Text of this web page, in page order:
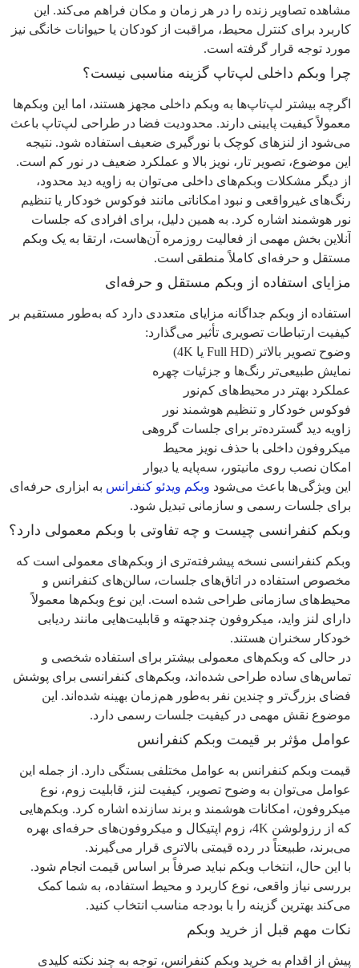
مشاهده تصاویر زنده را در هر زمان و مکان فراهم می‌کند. این
کاربرد برای کنترل محیط، مراقبت از کودکان یا حیوانات خانگی نیز
مورد توجه قرار گرفته است.
چرا وبکم داخلی لپ‌تاپ گزینه مناسبی نیست؟
اگرچه بیشتر لپ‌تاپ‌ها به وبکم داخلی مجهز هستند، اما این وبکم‌ها
معمولاً کیفیت پایینی دارند. محدودیت فضا در طراحی لپ‌تاپ باعث
می‌شود از لنزهای کوچک با نورگیری ضعیف استفاده شود. نتیجه
این موضوع، تصویر تار، نویز بالا و عملکرد ضعیف در نور کم است.
از دیگر مشکلات وبکم‌های داخلی می‌توان به زاویه دید محدود،
رنگ‌های غیرواقعی و نبود امکاناتی مانند فوکوس خودکار یا تنظیم
نور هوشمند اشاره کرد. به همین دلیل، برای افرادی که جلسات
آنلاین بخش مهمی از فعالیت روزمره آن‌هاست، ارتقا به یک وبکم
مستقل و حرفه‌ای کاملاً منطقی است.
مزایای استفاده از وبکم مستقل و حرفه‌ای
استفاده از وبکم جداگانه مزایای متعددی دارد که به‌طور مستقیم بر
کیفیت ارتباطات تصویری تأثیر می‌گذارد:
وضوح تصویر بالاتر (Full HD یا 4K)
نمایش طبیعی‌تر رنگ‌ها و جزئیات چهره
عملکرد بهتر در محیط‌های کم‌نور
فوکوس خودکار و تنظیم هوشمند نور
زاویه دید گسترده‌تر برای جلسات گروهی
میکروفون داخلی با حذف نویز محیط
امکان نصب روی مانیتور، سه‌پایه یا دیوار
این ویژگی‌ها باعث می‌شود وبکم ویدئو کنفرانس به ابزاری حرفه‌ای
برای جلسات رسمی و سازمانی تبدیل شود.
وبکم کنفرانسی چیست و چه تفاوتی با وبکم معمولی دارد؟
وبکم کنفرانسی نسخه پیشرفته‌تری از وبکم‌های معمولی است که
مخصوص استفاده در اتاق‌های جلسات، سالن‌های کنفرانس و
محیط‌های سازمانی طراحی شده است. این نوع وبکم‌ها معمولاً
دارای لنز واید، میکروفون چندجهته و قابلیت‌هایی مانند ردیابی
خودکار سخنران هستند.
در حالی که وبکم‌های معمولی بیشتر برای استفاده شخصی و
تماس‌های ساده طراحی شده‌اند، وبکم‌های کنفرانسی برای پوشش
فضای بزرگ‌تر و چندین نفر به‌طور هم‌زمان بهینه شده‌اند. این
موضوع نقش مهمی در کیفیت جلسات رسمی دارد.
عوامل مؤثر بر قیمت وبکم کنفرانس
قیمت وبکم کنفرانس به عوامل مختلفی بستگی دارد. از جمله این
عوامل می‌توان به وضوح تصویر، کیفیت لنز، قابلیت زوم، نوع
میکروفون، امکانات هوشمند و برند سازنده اشاره کرد. وبکم‌هایی
که از رزولوشن 4K، زوم اپتیکال و میکروفون‌های حرفه‌ای بهره
می‌برند، طبیعتاً در رده قیمتی بالاتری قرار می‌گیرند.
با این حال، انتخاب وبکم نباید صرفاً بر اساس قیمت انجام شود.
بررسی نیاز واقعی، نوع کاربرد و محیط استفاده، به شما کمک
می‌کند بهترین گزینه را با بودجه مناسب انتخاب کنید.
نکات مهم قبل از خرید وبکم
پیش از اقدام به خرید وبکم کنفرانس، توجه به چند نکته کلیدی